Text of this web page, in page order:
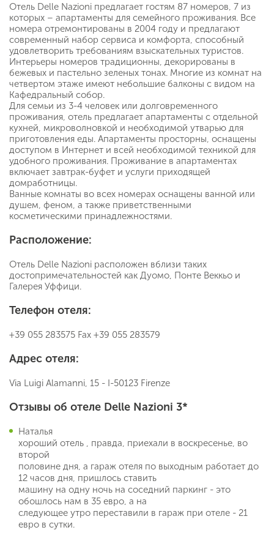
Отель Delle Nazioni предлагает гостям 87 номеров, 7 из
которых – апартаменты для семейного проживания. Все
номера отремонтированы в 2004 году и предлагают
современный набор сервиса и комфорта, способный
удовлетворить требованиям взыскательных туристов.
Интерьеры номеров традиционны, декорированы в
бежевых и пастельно зеленых тонах. Многие из комнат на
четвертом этаже имеют небольшие балконы с видом на
Кафедральный собор.
Для семьи из 3-4 человек или долговременного
проживания, отель предлагает апартаменты с отдельной
кухней, микроволновкой и необходимой утварью для
приготовления еды. Апартаменты просторны, оснащены
доступом в Интернет и всей необходимой техникой для
удобного проживания. Проживание в апартаментах
включает завтрак-буфет и услуги приходящей
домработницы.
Ванные комнаты во всех номерах оснащены ванной или
душем, феном, а также приветственными
косметическими принадлежностями.
Расположение:
Отель Delle Nazioni расположен вблизи таких
достопримечательностей как Дуомо, Понте Веккьо и
Галерея Уффици.
Телефон отеля:
+39 055 283575 Fax +39 055 283579
Адрес отеля:
Via Luigi Alamanni, 15 - I-50123 Firenze
Отзывы об отеле Delle Nazioni 3*
Наталья
хороший отель , правда, приехали в воскресенье, во
второй
половине дня, а гараж отеля по выходным работает до
12 часов дня, пришлось ставить
машину на одну ночь на соседний паркинг - это
обошлось нам в 35 евро, а на
следующее утро переставили в гараж при отеле - 21
евро в сутки.